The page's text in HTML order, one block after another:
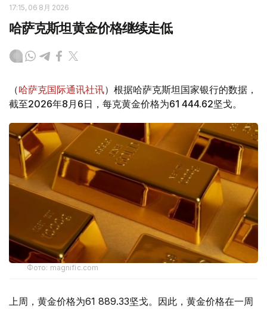
17:15, 06 8月 2026
哈萨克斯坦黄金价格继续走低
（哈萨克国际通讯社讯）根据哈萨克斯坦国家银行的数据，
截至2026年8月6日，每克黄金价格为61 444.62坚戈。
Фото: magnific.com
上周，黄金价格为61 889.33坚戈。因此，黄金价格在一周